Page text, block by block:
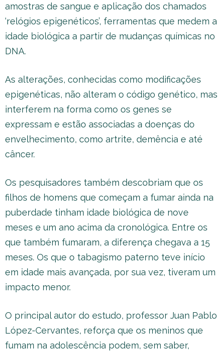
amostras de sangue e aplicação dos chamados
‘relógios epigenéticos’, ferramentas que medem a
idade biológica a partir de mudanças químicas no
DNA.
As alterações, conhecidas como modificações
epigenéticas, não alteram o código genético, mas
interferem na forma como os genes se
expressam e estão associadas a doenças do
envelhecimento, como artrite, demência e até
câncer.
Os pesquisadores também descobriam que os
filhos de homens que começam a fumar ainda na
puberdade tinham idade biológica de nove
meses e um ano acima da cronológica. Entre os
que também fumaram, a diferença chegava a 15
meses. Os que o tabagismo paterno teve início
em idade mais avançada, por sua vez, tiveram um
impacto menor.
O principal autor do estudo, professor Juan Pablo
López-Cervantes, reforça que os meninos que
fumam na adolescência podem, sem saber,